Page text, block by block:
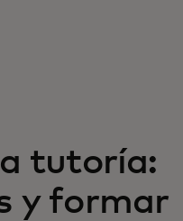
tutoría:
y formar